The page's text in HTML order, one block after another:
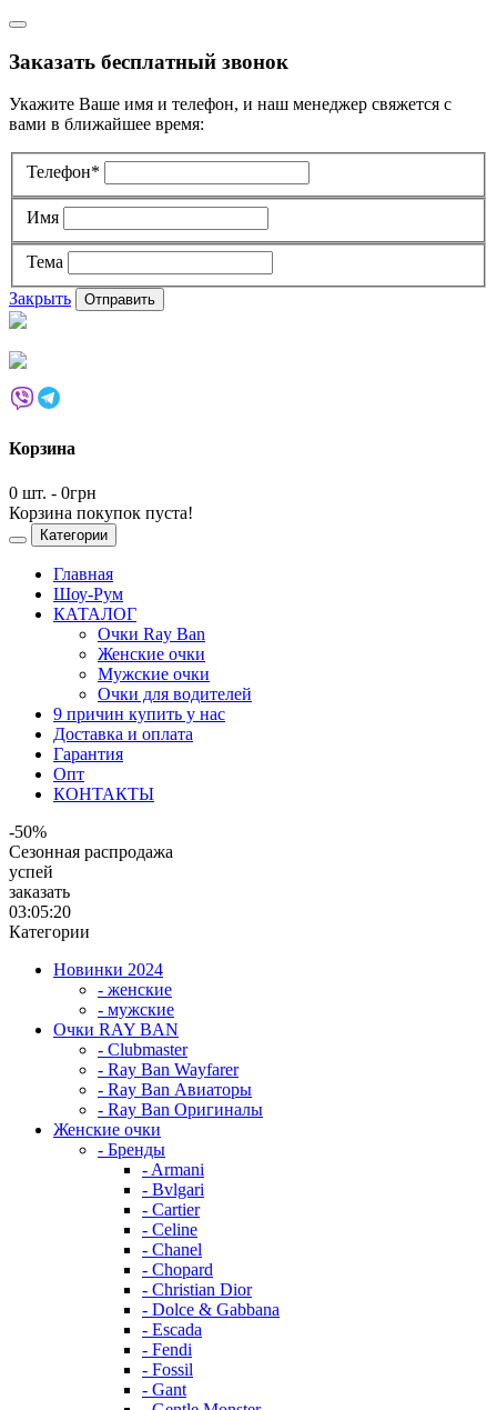
Заказать бесплатный звонок
Укажите Ваше имя и телефон, и наш менеджер свяжется с
вами в ближайшее время:
Телефон*
Имя
Тема
Закрыть
Корзина
0 шт. - 0грн
Корзина покупок пуста!
Категории
Главная
Шоу-Рум
КАТАЛОГ
Очки Ray Ban
Женские очки
Мужские очки
Очки для водителей
9 причин купить у нас
Доставка и оплата
Гарантия
Опт
КОНТАКТЫ
-50%
Сезонная распродажа
успей
заказать
03:05:20
Категории
Новинки 2024
- женские
- мужские
Очки RAY BAN
- Clubmaster
- Ray Ban Wayfarer
- Ray Ban Авиаторы
- Ray Ban Оригиналы
Женские очки
- Бренды
- Armani
- Bvlgari
- Cartier
- Celine
- Chanel
- Chopard
- Christian Dior
- Dolce & Gabbana
- Escada
- Fendi
- Fossil
- Gant